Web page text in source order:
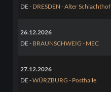
DE - DRESDEN - Alter Schlachthof
26.12.2026
DE - BRAUNSCHWEIG - MEC
27.12.2026
DE -WÜRZBURG - Posthalle